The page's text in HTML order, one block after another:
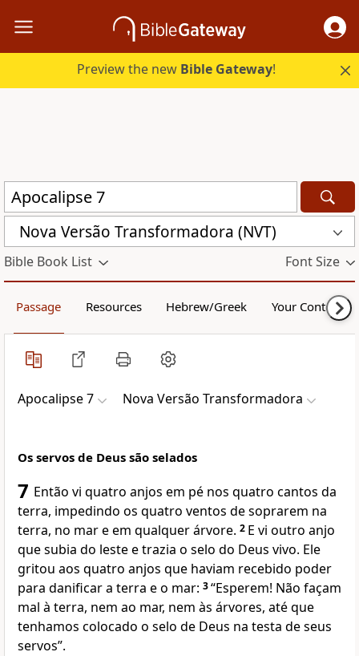
Preview the new Bible Gateway!
Nova Versão Transformadora (NVT)
Bible Book List Font Size
Passage Resources Hebrew/Greek Your Content
Apocalipse 7 Nova Versão Transformadora
Os servos de Deus são selados
7 Então vi quatro anjos em pé nos quatro cantos da
terra, impedindo os quatro ventos de soprarem na
terra, no mar e em qualquer árvore. 2 E vi outro anjo
que subia do leste e trazia o selo do Deus vivo. Ele
gritou aos quatro anjos que haviam recebido poder
para danificar a terra e o mar: 3“Esperem! Não façam
mal à terra, nem ao mar, nem às árvores, até que
tenhamos colocado o selo de Deus na testa de seus
servos”.